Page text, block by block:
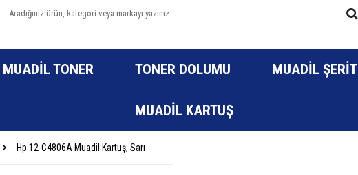
MUADIL TONER TONER DOLUMU MUADIL ŞERIT
MUADIL KARTUŞ
Hp 12-C4806A Muadil Kartuş, Sarı